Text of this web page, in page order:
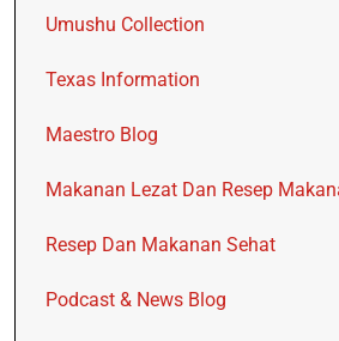
Umushu Collection
Texas Information
Maestro Blog
Makanan Lezat Dan Resep
Resep Dan Makanan Sehat
Podcast & News Blog